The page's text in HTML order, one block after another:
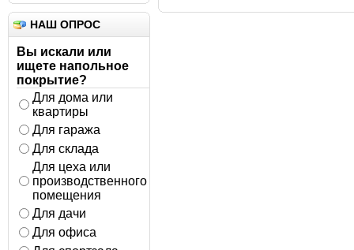
НАШ ОПРОС
Вы искали или
ищете напольное
покрытие?
Для дома или
квартиры
Для гаража
Для склада
Для цеха или
производственного
помещения
Для дачи
Для офиса